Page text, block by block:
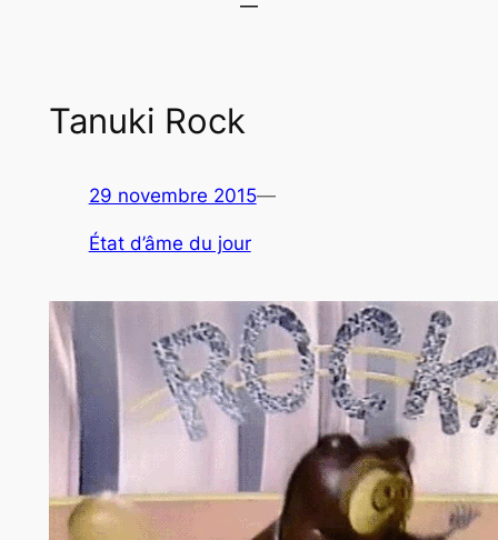
Tanuki Rock
29 novembre 2015—
État d’âme du jour